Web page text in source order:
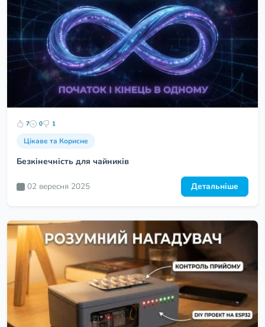
7 0 1
Цікаве та Корисне
Безкінечність для чайників
02 вересня 2025 Детальніше